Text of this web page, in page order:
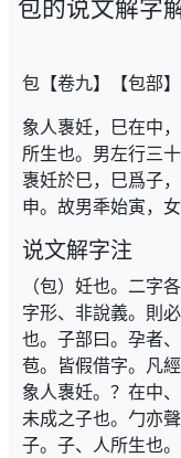
包的说文解字
包【卷九】【包部】
象人褢妊，巳在中
所生也。男左行三
褢妊於巳，巳爲子
申。故男秊始寅，
说文解字注
（包）妊也。二字
字形、非說義。則
也。子部曰。孕者
苞。皆假借字。凡
象人褢妊。？在中
未成之子也。勹亦
子。子、人所生也